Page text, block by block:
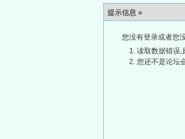
提示信息 »
您没有登录或者您
读取数据错误,
您还不是论坛